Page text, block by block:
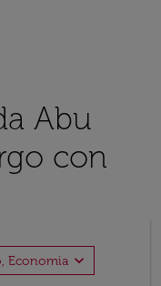
Abu
con
Economia expand_more